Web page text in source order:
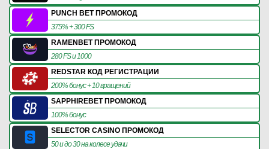
PUNCH BET ПРОМОКОД
375% + 300 FS
RAMENBET ПРОМОКОД
280 FS и 1000
REDSTAR КОД РЕГИСТРАЦИИ
200% бонус + 10 вращений
SAPPHIREBET ПРОМОКОД
100% бонус
SELECTOR CASINO ПРОМОКОД
50 и до 30 на колесе удачи